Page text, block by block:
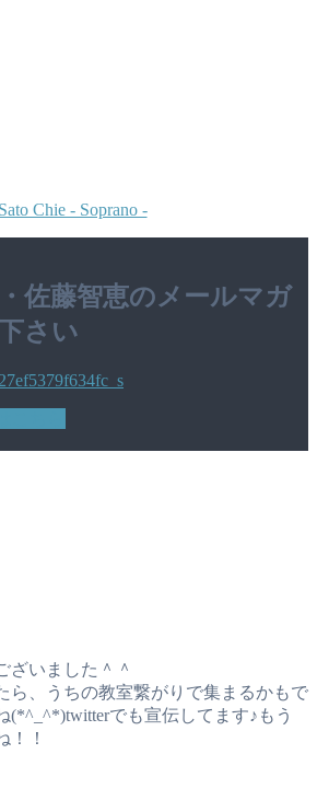
Sato Chie - Soprano -
佐藤智恵のメールマガ
さい
ざいました＾＾
ら、うちの教室繋がりで集まるかもで
(*^_^*)twitterでも宣伝してます♪もう
！！